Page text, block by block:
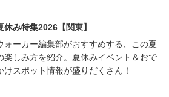
休み特集2026【関東】
ォーカー編集部がおすすめする、この夏
楽しみ方を紹介。夏休みイベント＆おで
けスポット情報が盛りだくさん！